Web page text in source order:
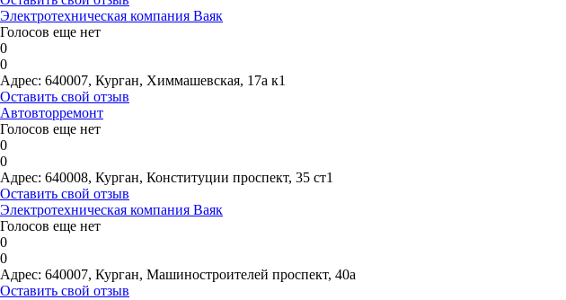
Электротехническая компания Ваяк
Голосов еще нет
0
0
Адрес: 640007, Курган, Химмашевская, 17а к1
Оставить свой отзыв
Автовторремонт
Голосов еще нет
0
0
Адрес: 640008, Курган, Конституции проспект, 35 ст1
Оставить свой отзыв
Электротехническая компания Ваяк
Голосов еще нет
0
0
Адрес: 640007, Курган, Машиностроителей проспект, 40а
Оставить свой отзыв